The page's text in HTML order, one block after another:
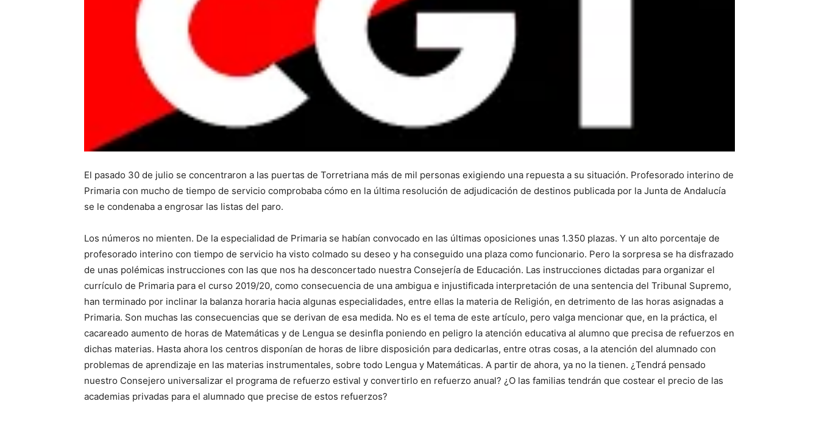
El pasado 30 de julio se concentraron a las puertas de Torretriana más de mil personas exigiendo una repuesta a su situación. Profesorado interino de
Primaria con mucho de tiempo de servicio comprobaba cómo en la última resolución de adjudicación de destinos publicada por la Junta de Andalucía
se le condenaba a engrosar las listas del paro.
Los números no mienten. De la especialidad de Primaria se habían convocado en las últimas oposiciones unas 1.350 plazas. Y un alto porcentaje de
profesorado interino con tiempo de servicio ha visto colmado su deseo y ha conseguido una plaza como funcionario. Pero la sorpresa se ha disfrazado
de unas polémicas instrucciones con las que nos ha desconcertado nuestra Consejería de Educación. Las instrucciones dictadas para organizar el
currículo de Primaria para el curso 2019/20, como consecuencia de una ambigua e injustificada interpretación de una sentencia del Tribunal Supremo,
han terminado por inclinar la balanza horaria hacia algunas especialidades, entre ellas la materia de Religión, en detrimento de las horas asignadas a
Primaria. Son muchas las consecuencias que se derivan de esa medida. No es el tema de este artículo, pero valga mencionar que, en la práctica, el
cacareado aumento de horas de Matemáticas y de Lengua se desinfla poniendo en peligro la atención educativa al alumno que precisa de refuerzos en
dichas materias. Hasta ahora los centros disponían de horas de libre disposición para dedicarlas, entre otras cosas, a la atención del alumnado con
problemas de aprendizaje en las materias instrumentales, sobre todo Lengua y Matemáticas. A partir de ahora, ya no la tienen. ¿Tendrá pensado
nuestro Consejero universalizar el programa de refuerzo estival y convertirlo en refuerzo anual? ¿O las familias tendrán que costear el precio de las
academias privadas para el alumnado que precise de estos refuerzos?